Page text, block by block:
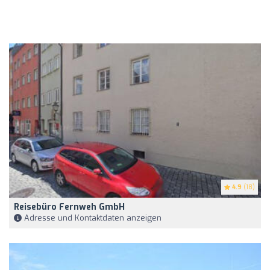
4.9 (18)
Reisebüro Fernweh GmbH
Adresse und Kontaktdaten anzeigen